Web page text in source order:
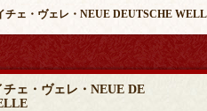
チェ・ヴェレ・NEUE DEUTSCHE
チェ・ヴェレ・NEUE DE